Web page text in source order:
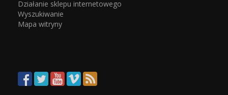
Działanie sklepu internetowego
Wyszukiwanie
Mapa witryny